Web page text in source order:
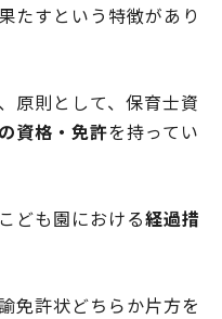
たすという特徴があり
原則として、保育士資
資格・免許を持ってい
ども園における経過措
免許状どちらか片方を